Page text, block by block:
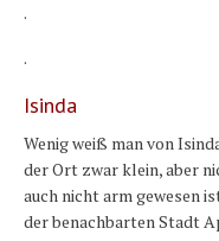
.
.
Isinda
Wenig weiß man von
der Ort zwar klein, aber
auch nicht arm gewesen
der benachbarten Stadt